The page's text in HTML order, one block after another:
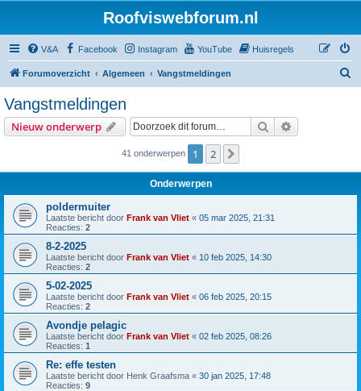
Roofviswebforum.nl
V&A Facebook Instagram YouTube Huisregels
Forumoverzicht Algemeen Vangstmeldingen
Vangstmeldingen
Nieuw onderwerp Zoek
41 onderwerpen 1 2
Onderwerpen
poldermuiter
Laatste bericht door Frank van Vliet « 05 mar 2025, 21:31
Reacties: 2
8-2-2025
Laatste bericht door Frank van Vliet « 10 feb 2025, 14:30
Reacties: 2
5-02-2025
Laatste bericht door Frank van Vliet « 06 feb 2025, 20:15
Reacties: 2
Avondje pelagic
Laatste bericht door Frank van Vliet « 02 feb 2025, 08:26
Reacties: 1
Re: effe testen
Laatste bericht door Henk Graafsma « 30 jan 2025, 17:48
Reacties: 9